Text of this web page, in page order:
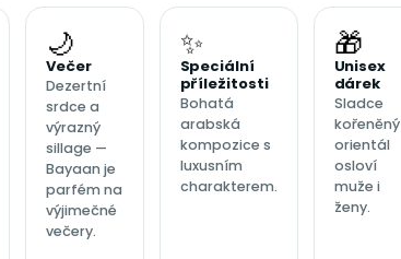
🌙
Večer
Dezertní
srdce a
výrazný
sillage —
Bayaan je
parfém na
výjimečné
večery.
✨
Speciální
příležitosti
Bohatá
arabská
kompozice s
luxusním
charakterem.
🎁
Unisex
dárek
Sladce
kořeněný
orientál
osloví
muže i
ženy.